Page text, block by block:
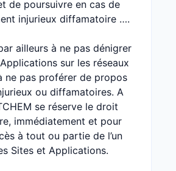
de poursuivre en cas de
injurieux diffamatoire ….
ailleurs à ne pas dénigrer
sur les réseaux
ne pas proférer de propos
ou diffamatoires. A
se réserve le droit
immédiatement et pour
à tout ou partie de l’un
Sites et Applications.